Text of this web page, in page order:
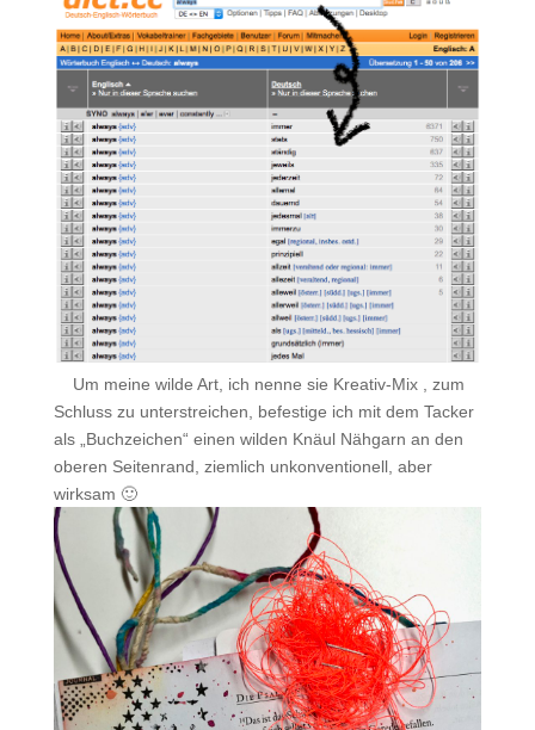
Um meine wilde Art, ich nenne sie Kreativ-Mix , zum
Schluss zu unterstreichen, befestige ich mit dem Tacker
als „Buchzeichen“ einen wilden Knäul Nähgarn an den
oberen Seitenrand, ziemlich unkonventionell, aber
wirksam 🙂